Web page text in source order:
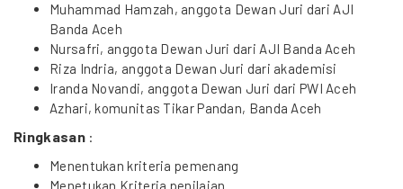
Muhammad Hamzah, anggota Dewan Juri dari AJI
Banda Aceh
Nursafri, anggota Dewan Juri dari AJI Banda Aceh
Riza Indria, anggota Dewan Juri dari akademisi
Iranda Novandi, anggota Dewan Juri dari PWI Aceh
Azhari, komunitas Tikar Pandan, Banda Aceh
Ringkasan:
Menentukan kriteria pemenang
Menetukan Kriteria penilaian